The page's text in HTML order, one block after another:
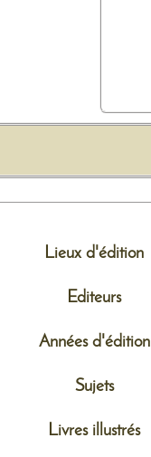
Lieux d'édition
Editeurs
Années d'édition
Sujets
Livres illustrés